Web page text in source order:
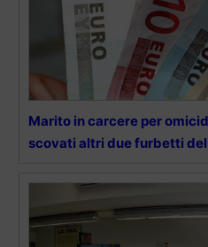
Marito in carcere per
scovati altri due furbetti del